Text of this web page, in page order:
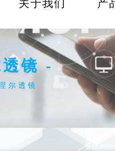
关于我们 产
镜 -
尔透镜